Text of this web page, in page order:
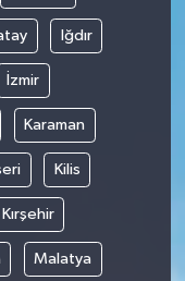
Iğdır
İzmir
Karaman
Kilis
Kırşehir
Malatya